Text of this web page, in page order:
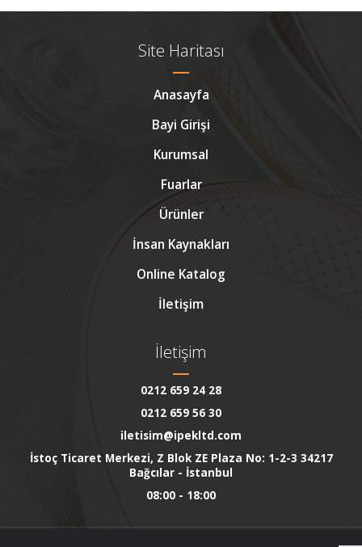
Site Haritası
Anasayfa
Bayi Girişi
Kurumsal
Fuarlar
Ürünler
İnsan Kaynakları
Online Katalog
İletişim
İletişim
0212 659 24 28
0212 659 56 30
iletisim@ipekltd.com
İstoç Ticaret Merkezi, Z Blok ZE Plaza No: 1-2-3 34217
Bağcılar - İstanbul
08:00 - 18:00